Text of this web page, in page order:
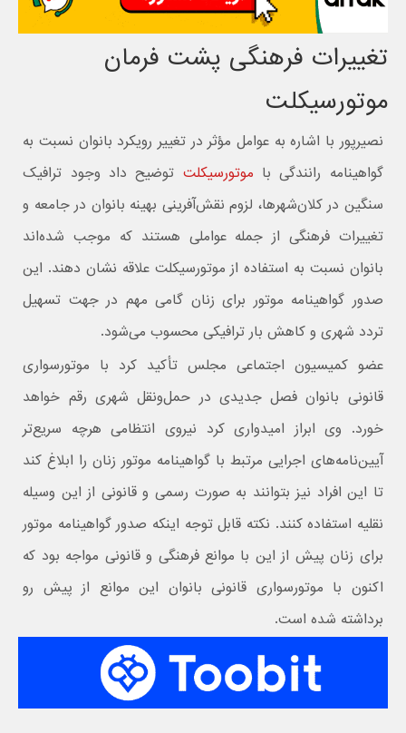
تغییرات فرهنگی پشت فرمان
موتورسیکلت
نصیرپور با اشاره به عوامل مؤثر در تغییر رویکرد بانوان نسبت به
گواهینامه رانندگی با موتورسیکلت توضیح داد وجود ترافیک
سنگین در کلان‌شهرها، لزوم نقش‌آفرینی بهینه بانوان در جامعه و
تغییرات فرهنگی از جمله عواملی هستند که موجب شده‌اند
بانوان نسبت به استفاده از موتورسیکلت علاقه نشان دهند. این
صدور گواهینامه موتور برای زنان گامی مهم در جهت تسهیل
تردد شهری و کاهش بار ترافیکی محسوب می‌شود.
عضو کمیسیون اجتماعی مجلس تأکید کرد با موتورسواری
قانونی بانوان فصل جدیدی در حمل‌ونقل شهری رقم خواهد
خورد. وی ابراز امیدواری کرد نیروی انتظامی هرچه سریع‌تر
آیین‌نامه‌های اجرایی مرتبط با گواهینامه موتور زنان را ابلاغ کند
تا این افراد نیز بتوانند به صورت رسمی و قانونی از این وسیله
نقلیه استفاده کنند. نکته قابل توجه اینکه صدور گواهینامه موتور
برای زنان پیش از این با موانع فرهنگی و قانونی مواجه بود که
اکنون با موتورسواری قانونی بانوان این موانع از پیش رو
برداشته شده است.